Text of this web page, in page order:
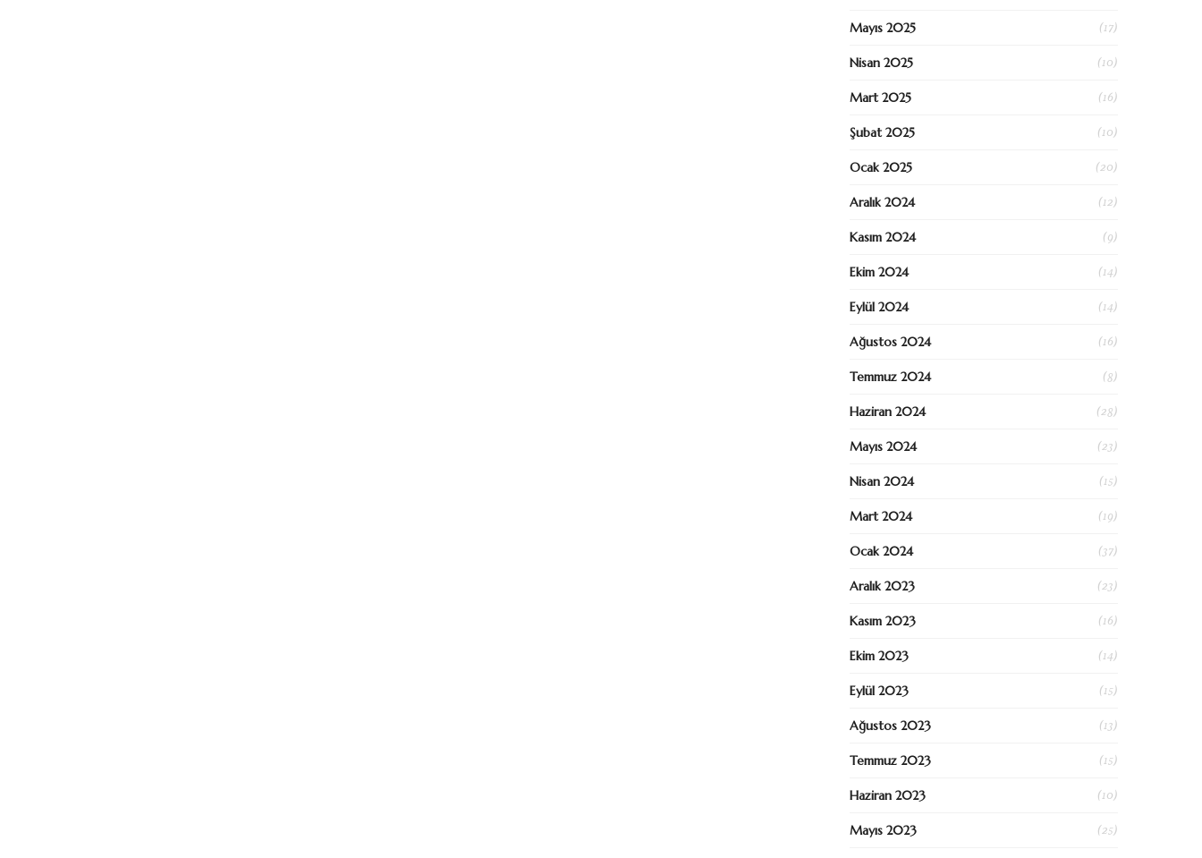
Mayıs 2025 (17)
Nisan 2025 (10)
Mart 2025 (16)
Şubat 2025 (10)
Ocak 2025 (20)
Aralık 2024 (12)
Kasım 2024 (9)
Ekim 2024 (14)
Eylül 2024 (14)
Ağustos 2024 (16)
Temmuz 2024 (8)
Haziran 2024 (28)
Mayıs 2024 (23)
Nisan 2024 (15)
Mart 2024 (19)
Ocak 2024 (37)
Aralık 2023 (23)
Kasım 2023 (16)
Ekim 2023 (14)
Eylül 2023 (15)
Ağustos 2023 (13)
Temmuz 2023 (15)
Haziran 2023 (10)
Mayıs 2023 (25)